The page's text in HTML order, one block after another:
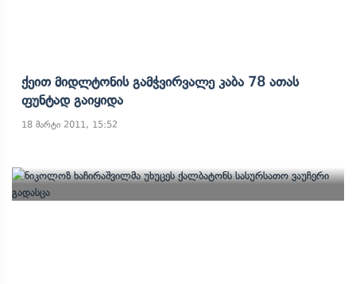
Ქეით Მიდლტონის Გამჭვირვალე Კაბა 78 Ათას
Ფუნტად Გაიყიდა
18 მარტი 2011, 15:52